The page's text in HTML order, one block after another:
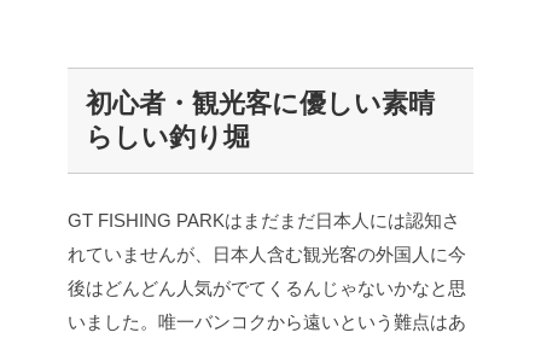
初心者・観光客に優しい素晴
らしい釣り堀
GT FISHING PARKはまだまだ日本人には認知さ
れていませんが、日本人含む観光客の外国人に今
後はどんどん人気がでてくるんじゃないかなと思
いました。唯一バンコクから遠いという難点はあ